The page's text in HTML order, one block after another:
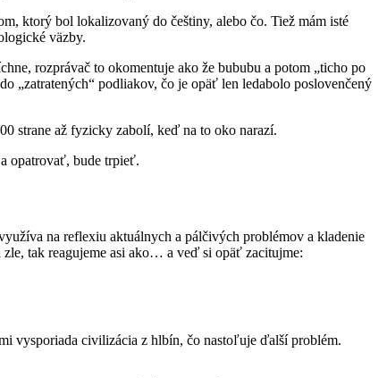
ktorý bol lokalizovaný do češtiny, alebo čo. Tiež mám isté
väzby.
rozprávač to okomentuje ako že bububu a potom „ticho po
„zatratených“ podliakov, čo je opäť len ledabolo poslovenčený
strane až fyzicky zabolí, keď na to oko narazí.
opatrovať, bude trpieť.
na reflexiu aktuálnych a pálčivých problémov a kladenie
zle, tak reagujeme asi ako… a veď si opäť zacitujme:
vysporiada civilizácia z hlbín, čo nastoľuje ďalší problém.